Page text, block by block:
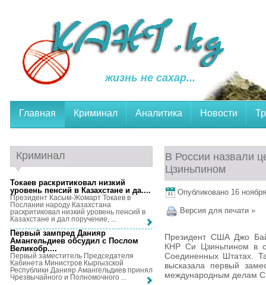
жизнь не сахар...
Главная Криминал Аналитика Новости
В России назвали
Цзиньпином
Опубликовано 16
Версия для печати »
Президент США Джо
КНР Си Цзиньпином в
Соединенных Штатах.
высказала первый
международным делам
Криминал
Токаев раскритиковал низкий
уровень пенсий в Казахстане и да....
Президент Касым-Жомарт Токаев в
Послании народу Казахстана
раскритиковал низкий уровень пенсий в
Казахстане и дал поручение, ...
Первый зампред Данияр
Амангельдиев обсудил с Послом
Великобр....
Первый заместитель Председателя
Кабинета Министров Кыргызской
Республики Данияр Амангельдиев принял
Чрезвычайного и Полномочного ...